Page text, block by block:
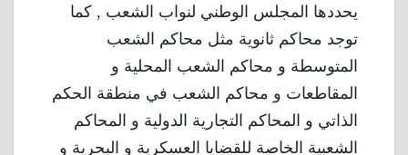
يحددها المجلس الوطني لنواب الشعب , كما
توجد محاكم ثانوية مثل محاكم الشعب
المتوسطة و محاكم الشعب المحلية و
المقاطعات و محاكم الشعب في منطقة الحكم
الذاتي و المحاكم التجارية الدولية و المحاكم
الشعبية الخاصة للقضايا العسكرية و البحرية و